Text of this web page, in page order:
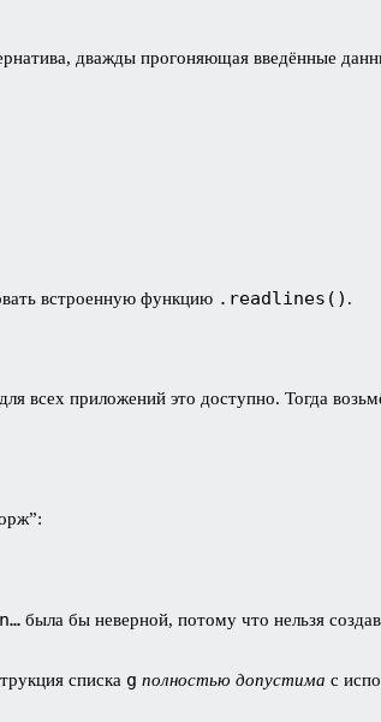
дважды прогоняющая введённые
встроенную функцию .readlines() .
всех приложений это доступно. Тогда
была бы неверной, потому что нельзя
списка g полностью допустима с